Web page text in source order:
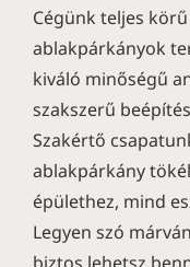
Cégünk teljes
ablakpárkányok
kiváló minőségű
szakszerű
Szakértő
ablakpárkány
épülethez, mind
Legyen szó